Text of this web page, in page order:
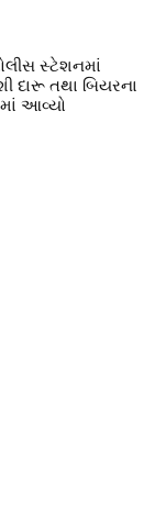
સ્ટેશનમાં
દારૂ તથા બિયરના
આવ્યો